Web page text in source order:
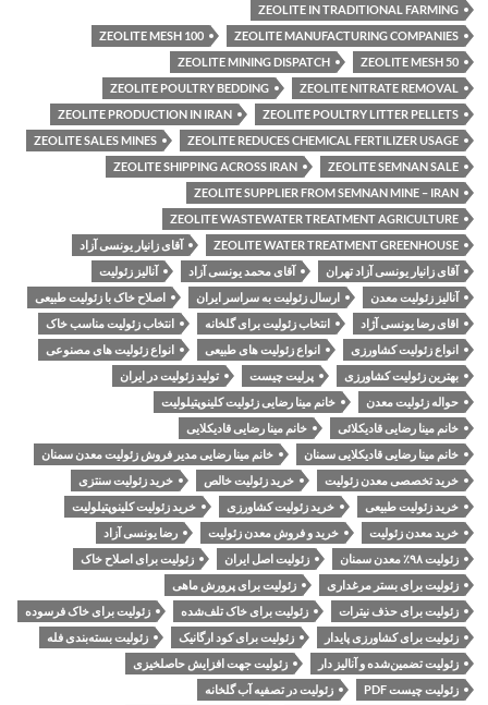
ZEOLITE IN TRADITIONAL FARMING
ZEOLITE MANUFACTURING COMPANIES
ZEOLITE MESH 100
ZEOLITE MESH 50
ZEOLITE MINING DISPATCH
ZEOLITE NITRATE REMOVAL
ZEOLITE POULTRY BEDDING
ZEOLITE POULTRY LITTER PELLETS
ZEOLITE PRODUCTION IN IRAN
ZEOLITE REDUCES CHEMICAL FERTILIZER USAGE
ZEOLITE SALES MINES
ZEOLITE SEMNAN SALE
ZEOLITE SHIPPING ACROSS IRAN
ZEOLITE SUPPLIER FROM SEMNAN MINE – IRAN
ZEOLITE WASTEWATER TREATMENT AGRICULTURE
ZEOLITE WATER TREATMENT GREENHOUSE
آقای زانیار یونسی آزاد
آقای زانیار یونسی آزاد تهران
آقای محمد یونسی آزاد
آنالیز زئولیت
آنالیز زئولیت معدن
ارسال زئولیت به سراسر ایران
اصلاح خاک با زئولیت طبیعی
اقای رضا یونسی آژاد
انتخاب زئولیت برای گلخانه
انتخاب زئولیت مناسب خاک
انواع زئولیت کشاورزی
انواع زئولیت های طبیعی
انواع زئولیت های مصنوعی
بهترین زئولیت کشاورزی
پرلیت چیست
تولید زئولیت در ایران
حواله زئولیت معدن
خانم مینا رضایی زئولیت کلینوپتیلولیت
خانم مینا رضایی قادیکلائی
خانم مینا رضایی قادیکلایی
خانم مینا رضایی قادیکلایی سمنان
خانم مینا رضایی مدیر فروش زئولیت معدن سمنان
خرید تخصصی معدن زئولیت
خرید زئولیت خالص
خرید زئولیت سنتزی
خرید زئولیت طبیعی
خرید زئولیت کشاورزی
خرید زئولیت کلینوپتیلولیت
خرید معدن زئولیت
خرید و فروش معدن زئولیت
رضا یونسی آزاد
زئولیت ۹۸٪ معدن سمنان
زئولیت اصل ایران
زئولیت برای اصلاح خاک
زئولیت برای بستر مرغداری
زئولیت برای پرورش ماهی
زئولیت برای حذف نیترات
زئولیت برای خاک تلف‌شده
زئولیت برای خاک فرسوده
زئولیت برای کشاورزی پایدار
زئولیت برای کود ارگانیک
زئولیت بسته‌بندی فله
زئولیت تضمین‌شده و آنالیز دار
زئولیت جهت افزایش حاصلخیزی
زئولیت چیست PDF
زئولیت در تصفیه آب گلخانه